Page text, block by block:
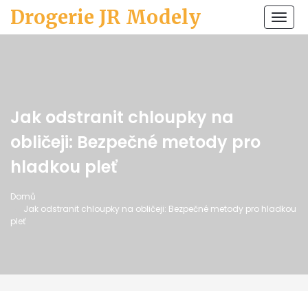
Drogerie JR Modely
Jak odstranit chloupky na
obličeji: Bezpečné metody pro
hladkou pleť
Domů
Jak odstranit chloupky na obličeji: Bezpečné metody pro hladkou
pleť